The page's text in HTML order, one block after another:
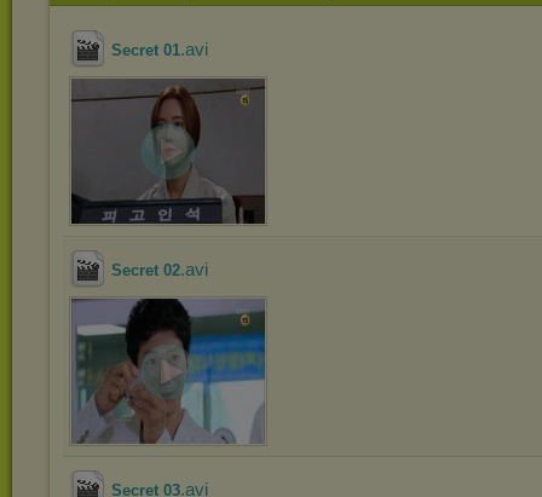
Secret 01.avi
Secret 02.avi
Secret 03.avi